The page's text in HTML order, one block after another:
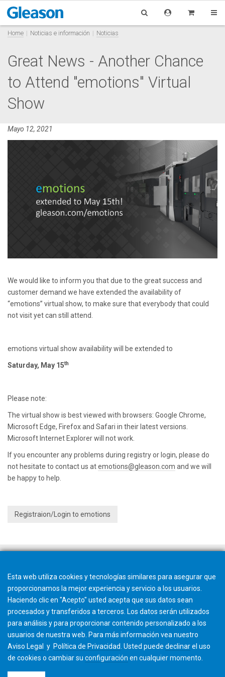
Home Noticias e información Noticias
Great News - Another Chance
to Attend "emotions" Virtual
Show
Mayo 12, 2021
We would like to inform you that due to the great success and
customer demand we have extended the availability of
“emotions” virtual show, to make sure that everybody that could
not visit yet can still attend.
emotions virtual show availability will be extended to
Saturday, May 15th
Please note:
The virtual show is best viewed with browsers: Google Chrome,
Microsoft Edge, Firefox and Safari in their latest versions.
Microsoft Internet Explorer will not work.
If you encounter any problems during registry or login, please do
not hesitate to contact us atemotions@gleason.com and we will
be happy to help.
Registraion/Login to emotions
Esta web utiliza cookies y tecnologías similares para asegurar que
proporcionamos la mejor experiencia y servicio a los usuarios.
Haciendo clic en "Acepto" usted acepta que sus datos sean
procesados y transferidos a terceros. Los datos serán utilizados
para análisis y para proporcionar contenido personalizado a los
usuarios de nuestra web. Para más información vea nuestro
Aviso Legal
y Política de Privacidad . Usted puede declinarel uso
de cookies o cambiar su configuración en cualquier momento.